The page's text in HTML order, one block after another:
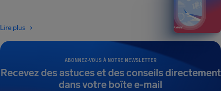
ABONNEZ-VOUS À NOTRE NEWSLETTER
Recevez des astuces et des conseils directement
dans votre boîte e-mail
Lire plus